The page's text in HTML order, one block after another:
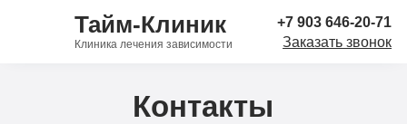
Тайм-Клиник
Клиника лечения зависимости
+7 903 646-20-71
Заказать звонок
Контакты